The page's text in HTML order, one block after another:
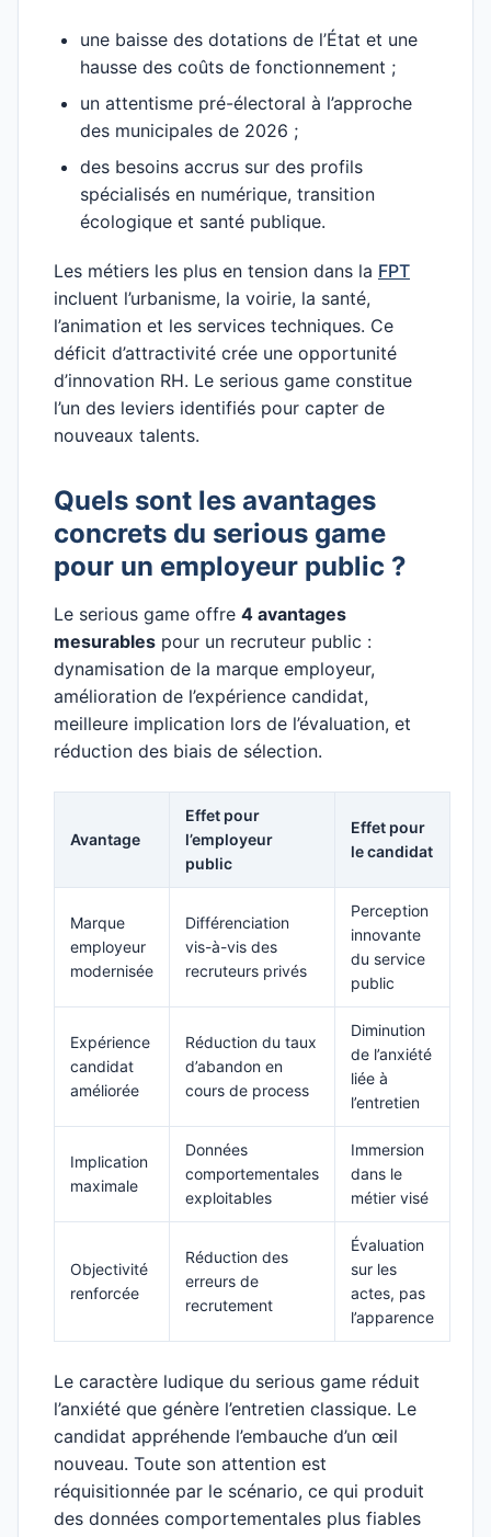
une baisse des dotations de l’État et une
hausse des coûts de fonctionnement ;
un attentisme pré-électoral à l’approche
des municipales de 2026 ;
des besoins accrus sur des profils
spécialisés en numérique, transition
écologique et santé publique.
Les métiers les plus en tension dans la FPT
incluent l’urbanisme, la voirie, la santé,
l’animation et les services techniques. Ce
déficit d’attractivité crée une opportunité
d’innovation RH. Le serious game constitue
l’un des leviers identifiés pour capter de
nouveaux talents.
Quels sont les avantages
concrets du serious game
pour un employeur public ?
Le serious game offre 4 avantages
mesurables pour un recruteur public :
dynamisation de la marque employeur,
amélioration de l’expérience candidat,
meilleure implication lors de l’évaluation, et
réduction des biais de sélection.
Avantage
Effet pour
l’employeur
public
Effet pour
le candidat
Marque
employeur
modernisée
Différenciation
vis-à-vis des
recruteurs privés
Perception
innovante
du service
public
Expérience
candidat
améliorée
Réduction du taux
d’abandon en
cours de process
Diminution
de l’anxiété
liée à
l’entretien
Implication
maximale
Données
comportementales
exploitables
Immersion
dans le
métier visé
Objectivité
renforcée
Réduction des
erreurs de
recrutement
Évaluation
sur les
actes, pas
l’apparence
Le caractère ludique du serious game réduit
l’anxiété que génère l’entretien classique. Le
candidat appréhende l’embauche d’un œil
nouveau. Toute son attention est
réquisitionnée par le scénario, ce qui produit
des données comportementales plus fiables